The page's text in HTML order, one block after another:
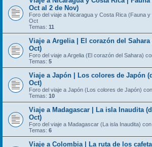
Oct al 2 de Nov)
Foro del viaje a Nicaragua y Costa Rica (Fauna
Oct
Temas: 11
Viaje a Argelia | El corazón del Sahara
Oct)
Foro del viaje a Argelia (El corazón del Sahara)
Temas: 5
Viaje a Japón | Los colores de Japón
Oct)
Foro del viaje a Japón (Los colores de Japón)
Temas: 10
Viaje a Madagascar | La isla Inaudita
Oct)
Foro del viaje a Madagascar (La isla Inaudita)
Temas: 6
Viaje a Colombia | La ruta de los